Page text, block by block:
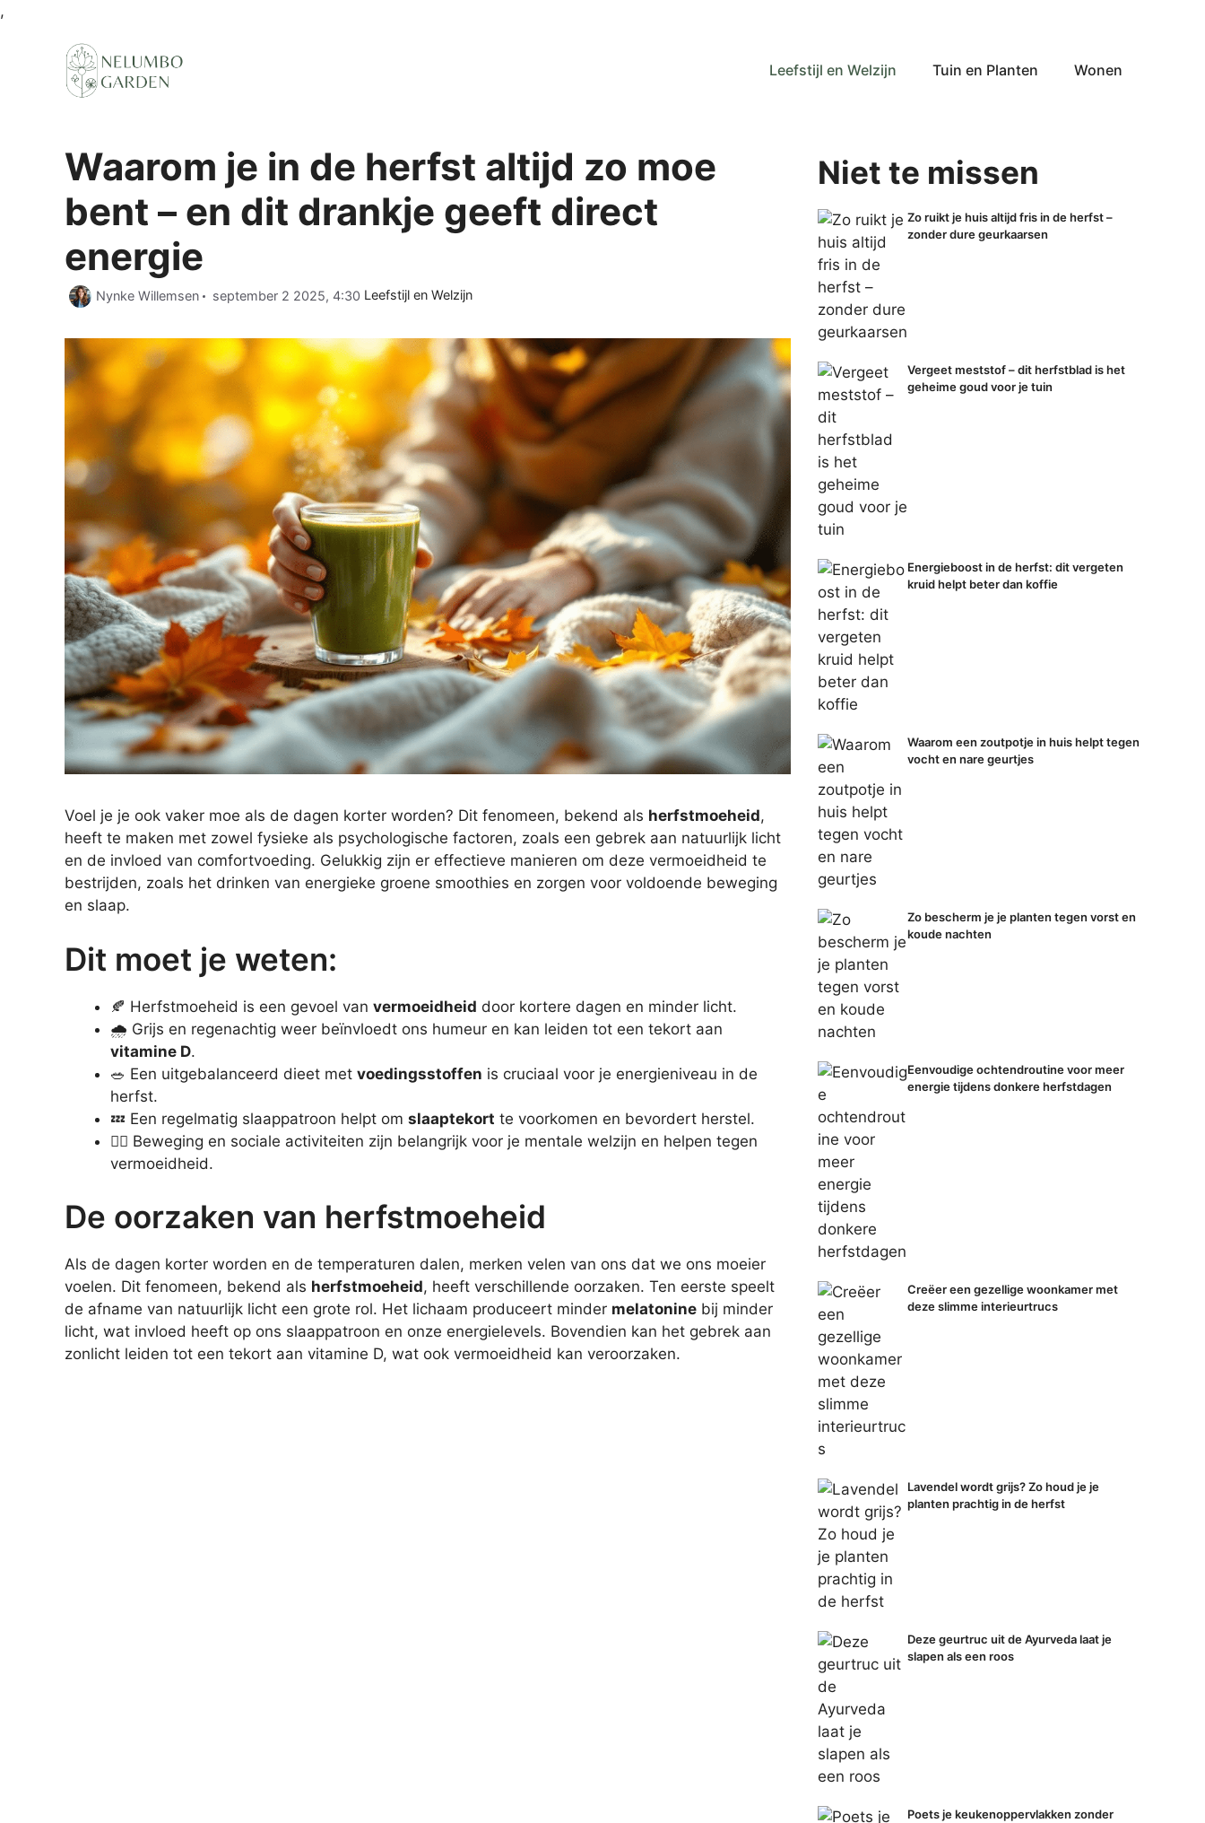
,
Leefstijl en Welzijn Tuin en Planten Wonen
Waarom je in de herfst altijd zo moe
bent – en dit drankje geeft direct
energie
Nynke Willemsen september 2 2025, 4:30 Categorieën
Leefstijl en Welzijn
Voel je je ook vaker moe als de dagen korter worden? Dit fenomeen, bekend als herfstmoeheid,
heeft te maken met zowel fysieke als psychologische factoren, zoals een gebrek aan natuurlijk licht
en de invloed van comfortvoeding. Gelukkig zijn er effectieve manieren om deze vermoeidheid te
bestrijden, zoals het drinken van energieke groene smoothies en zorgen voor voldoende beweging
en slaap.
Dit moet je weten:
🍂 Herfstmoeheid is een gevoel van vermoeidheid door kortere dagen en minder licht.
🌧️ Grijs en regenachtig weer beïnvloedt ons humeur en kan leiden tot een tekort aan
vitamine D.
🥗 Een uitgebalanceerd dieet met voedingsstoffen is cruciaal voor je energieniveau in de
herfst.
💤 Een regelmatig slaappatroon helpt om slaaptekort te voorkomen en bevordert herstel.
🏃‍♂️ Beweging en sociale activiteiten zijn belangrijk voor je mentale welzijn en helpen tegen
vermoeidheid.
De oorzaken van herfstmoeheid
Als de dagen korter worden en de temperaturen dalen, merken velen van ons dat we ons moeier
voelen. Dit fenomeen, bekend als herfstmoeheid, heeft verschillende oorzaken. Ten eerste speelt
de afname van natuurlijk licht een grote rol. Het lichaam produceert minder melatonine bij minder
licht, wat invloed heeft op ons slaappatroon en onze energielevels. Bovendien kan het gebrek aan
zonlicht leiden tot een tekort aan vitamine D, wat ook vermoeidheid kan veroorzaken.
Niet te missen
Zo ruikt je huis altijd fris in de herfst –
zonder dure geurkaarsen
Vergeet meststof – dit herfstblad is het
geheime goud voor je tuin
Energieboost in de herfst: dit vergeten
kruid helpt beter dan koffie
Waarom een zoutpotje in huis helpt tegen
vocht en nare geurtjes
Zo bescherm je je planten tegen vorst en
koude nachten
Eenvoudige ochtendroutine voor meer
energie tijdens donkere herfstdagen
Creëer een gezellige woonkamer met
deze slimme interieurtrucs
Lavendel wordt grijs? Zo houd je je
planten prachtig in de herfst
Deze geurtruc uit de Ayurveda laat je
slapen als een roos
Poets je keukenoppervlakken zonder